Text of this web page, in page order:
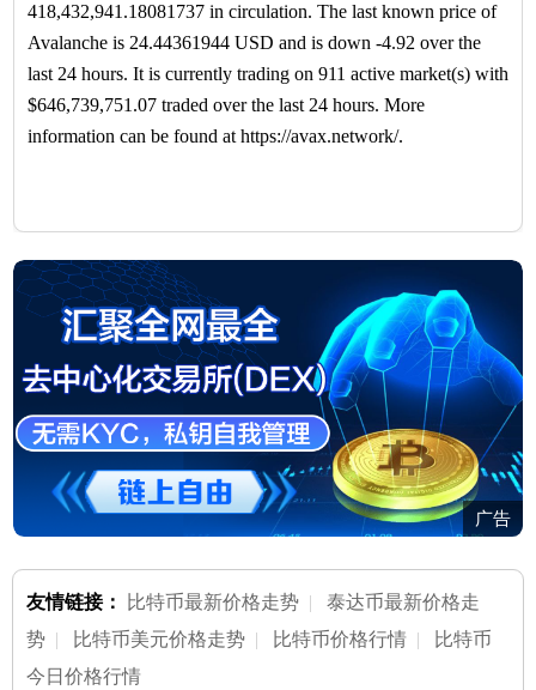
418,432,941.18081737 in circulation. The last known price of
Avalanche is 24.44361944 USD and is down -4.92 over the
last 24 hours. It is currently trading on 911 active market(s) with
$646,739,751.07 traded over the last 24 hours. More
information can be found at https://avax.network/.
广告
友情链接： 比特币最新价格走势 |泰达币最新价格走
势 | 比特币美元价格走势 | 比特币价格行情 | 比特币
今日价格行情